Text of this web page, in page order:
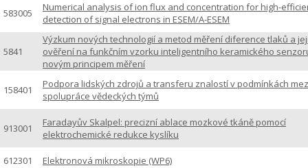
583005
Numerical analysis of ion flux and concentration for high-
detection of signal electrons in ESEM/A-ESEM
5841
Výzkum nových technologií a metod měření diference tlaků a
ověření na funkčním vzorku inteligentního keramického
novým principem měření
158401
Podpora lidských zdrojů a transferu znalostí v podmínkách
spolupráce vědeckých týmů
913001
Faradayův Skalpel: precizní ablace mozkové tkáně pomocí
elektrochemické redukce kyslíku
612301 Elektronová mikroskopie (WP6)